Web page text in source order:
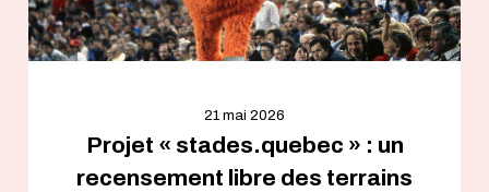
21 mai 2026
Projet « stades.quebec » : un
recensement libre des terrains